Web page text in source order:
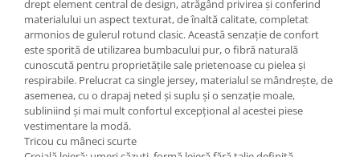
drept element central de design, atrăgând privirea și conferind
materialului un aspect texturat, de înaltă calitate, completat
armonios de gulerul rotund clasic. Această senzație de confort
este sporită de utilizarea bumbacului pur, o fibră naturală
cunoscută pentru proprietățile sale prietenoase cu pielea și
respirabile. Prelucrat ca single jersey, materialul se mândrește, de
asemenea, cu o drapaj neted și suplu și o senzație moale,
subliniind și mai mult confortul excepțional al acestei piese
vestimentare la modă.
Tricou cu mâneci scurte